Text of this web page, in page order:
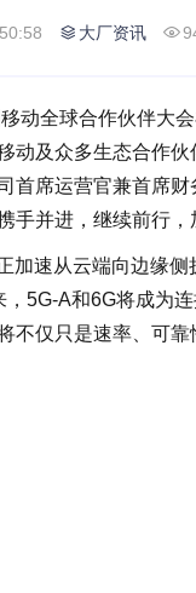
大厂资讯
动全球合作伙伴大
动及众多生态合作
首席运营官兼首席
手并进，继续前行
加速从云端向边缘
，5G-A和6G将成为
不仅只是速率、可靠